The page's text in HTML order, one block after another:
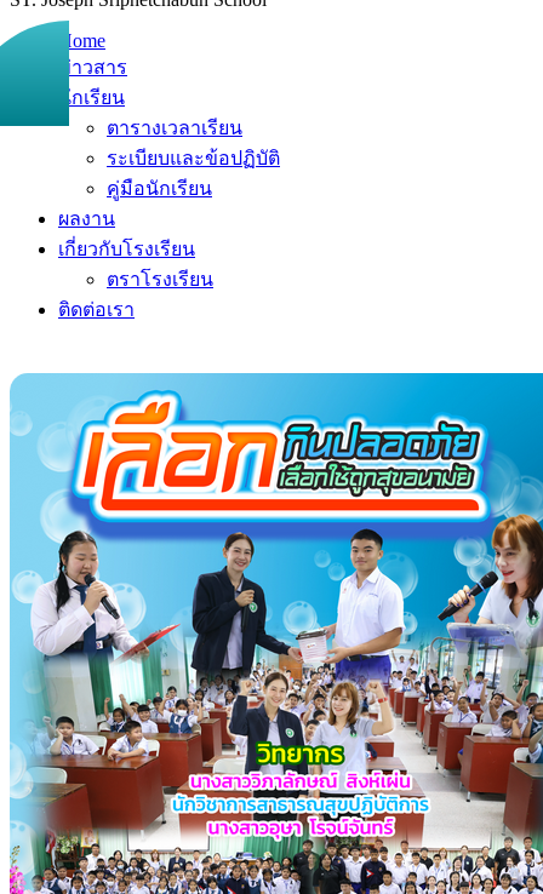
Home
ข่าวสาร
นักเรียน
ตารางเวลาเรียน
ระเบียบและข้อปฏิบัติ
คู่มือนักเรียน
ผลงาน
เกี่ยวกับโรงเรียน
ตราโรงเรียน
ติดต่อเรา